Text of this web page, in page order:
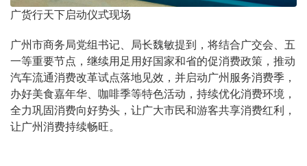
广货行天下启动仪式现场
广州市商务局党组书记、局长魏敏提到，将结合广交会、五
一等重要节点，继续用足用好国家和省的促消费政策，推动
汽车流通消费改革试点落地见效，并启动广州服务消费季，
办好美食嘉年华、咖啡季等特色活动，持续优化消费环境，
全力巩固消费向好势头，让广大市民和游客共享消费红利，
让广州消费持续畅旺。